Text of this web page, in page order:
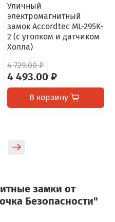
Уличный
электромагнитный
замок Accordtec ML-295K-
2 (с уголком и датчиком
Холла)
4 729.00 ₽
4 493.00 ₽
В корзину
замки от
Безопасности"